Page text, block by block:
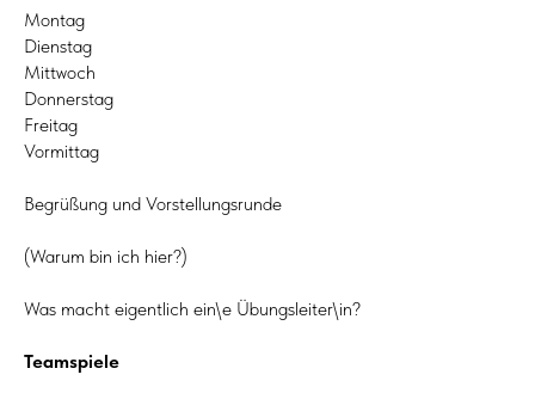
Montag
Dienstag
Mittwoch
Donnerstag
Freitag
Vormittag
Begrüßung und Vorstellungsrunde
(Warum bin ich hier?)
Was macht eigentlich ein\e Übungsleiter\in?
Teamspiele